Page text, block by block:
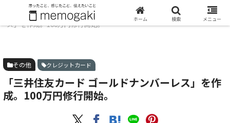
ホーム その他
「三井住友カード ゴールドナンバーレ
ス」を作成。100万円修行開始。
その他 クレジットカード
「三井住友カード ゴールドナンバーレス」を作
成。100万円修行開始。
ホーム 検索 メニュー